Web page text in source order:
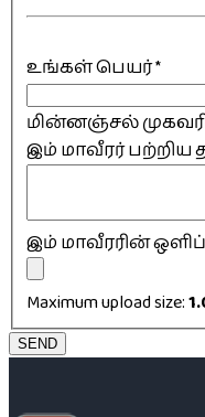
உங்கள் பெயர்*
மின்னஞ்சல்
இம் மாவீரர்
இம் மாவீரரின்
Maximum upload size:
SEND